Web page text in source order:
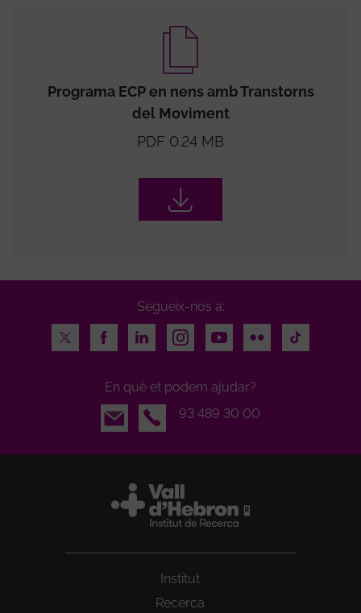
Programa ECP en nens amb Transtorns
del Moviment
PDF 0.24 MB
Segueix-nos a:
Twitter
FacebookLinkedInInstagramYoutubeFlickr TikTok
En què et podem ajudar?
Email
93 489 30 00
Institut
Recerca